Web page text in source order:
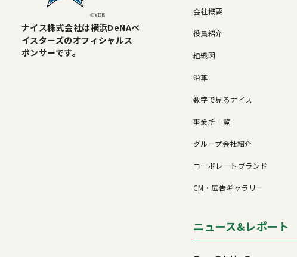
ナイス株式会社は横浜DeNAベ
イスターズのオフィシャルス
ポンサーです。
会社概要
役員紹介
組織図
沿革
数字で見るナイス
事業所一覧
グループ会社紹介
コーポレートブランド
CM・広告ギャラリー
ニュース&レポート